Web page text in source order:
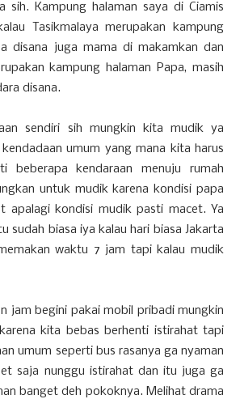
sih. Kampung halaman saya di Ciamis
Tasikmalaya merupakan kampung
disana juga mama di makamkan dan
kampung halaman Papa, masih
disana.
sendiri sih mungkin kita mudik ya
umum yang mana kita harus
beberapa kendaraan menuju rumah
untuk mudik karena kondisi papa
apalagi kondisi mudik pasti macet. Ya
sudah biasa iya kalau hari biasa Jakarta
waktu 7 jam tapi kalau mudik
jam begini pakai mobil pribadi mungkin
kita bebas berhenti istirahat tapi
umum seperti bus rasanya ga nyaman
saja nunggu istirahat dan itu juga ga
banget deh pokoknya. Melihat drama